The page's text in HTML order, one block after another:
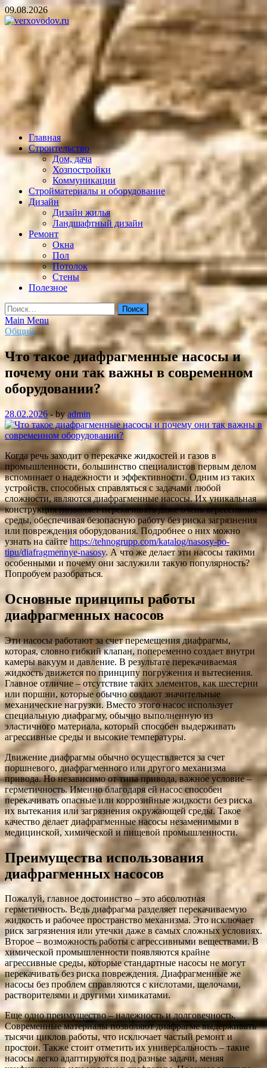
Skip
to
09.08.2026
verxovodov.ru
Ремонт и строительство
Главная
Строительство
Дом, дача
Хозпостройки
Коммуникации
Стройматериалы и оборудование
Дизайн
Дизайн жилья
Ландшафтный дизайн
Ремонт
Окна
Пол
Потолок
Стены
Полезное
Найти:
Main Menu
Общий
Что такое диафрагменные насосы и
почему они так важны в современном
оборудовании?
28.02.2026-byadmin
Когда речь заходит о перекачке жидкостей и газов в
промышленности, большинство специалистов первым делом
вспоминает о надежности и эффективности. Одним из таких
устройств, способных справляться с задачами любой
сложности, являются диафрагменные насосы. Их уникальная
конструкция позволяет перекачивать даже очень агрессивные
среды, обеспечивая безопасную работу без риска загрязнения
или повреждения оборудования. Подробнее о них можно
узнать на сайтеhttps://tehnogrupp.com/katalog/nasosy-po-
tipu/diafragmennye-nasosy. А что же делает эти насосы такими
особенными и почему они заслужили такую популярность?
Попробуем разобраться.
Основные принципы работы
диафрагменных насосов
Эти насосы работают за счет перемещения диафрагмы,
которая, словно гибкий клапан, попеременно создает внутри
камеры вакуум и давление. В результате перекачиваемая
жидкость движется по принципу погружения и вытеснения.
Главное отличие – отсутствие таких элементов, как шестерни
или поршни, которые обычно создают значительные
механические нагрузки. Вместо этого насос использует
специальную диафрагму, обычно выполненную из
эластичного материала, который способен выдерживать
агрессивные среды и высокие температуры.
Движение диафрагмы обычно осуществляется за счет
поршневого, диафрагменного или другого механизма
привода. Но независимо от типа привода, важное условие –
герметичность. Именно благодаря ей насос способен
перекачивать опасные или коррозийные жидкости без риска
их вытекания или загрязнения окружающей среды. Такое
качество делает диафрагменные насосы незаменимыми в
медицинской, химической и пищевой промышленности.
Преимущества использования
диафрагменных насосов
Пожалуй, главное достоинство – это абсолютная
герметичность. Ведь диафрагма разделяет перекачиваемую
жидкость и рабочее пространство механизма. Это исключает
риск загрязнения или утечки даже в самых сложных условиях.
Второе – возможность работы с агрессивными веществами. В
химической промышленности появляются крайне
агрессивные среды, которые стандартные насосы не могут
перекачивать без риска повреждения. Диафрагменные же
насосы без проблем справляются с кислотами, щелочами,
растворителями и другими химикатами.
Еще одно преимущество – надежность и долговечность.
Современные материалы позволяют диафрагме выдерживать
тысячи циклов работы, что исключает частый ремонт и
простои. Также стоит отметить их универсальность – такие
насосы легко адаптируются под разные задачи, меняя